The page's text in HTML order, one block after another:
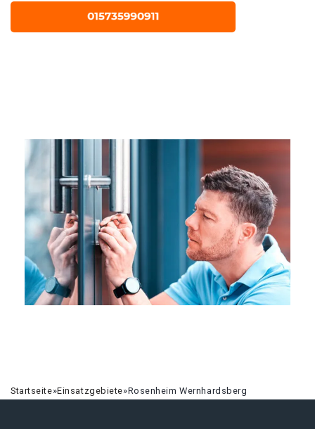
Startseite»Einsatzgebiete»Rosenheim Wernhardsberg